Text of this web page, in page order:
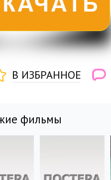
В ИЗБРАННОЕ
фильмы